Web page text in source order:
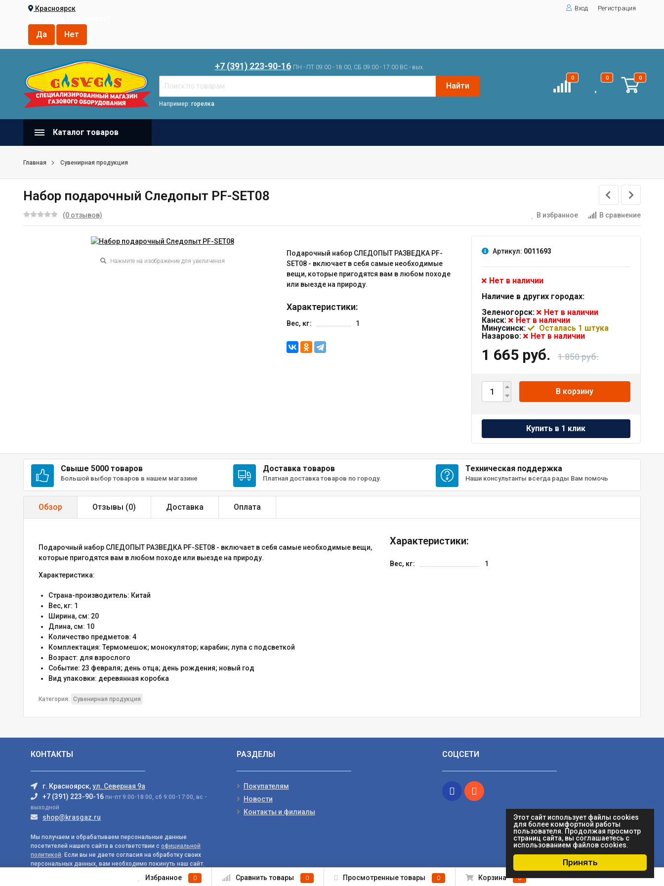
Принять
Этот сайт использует файлы cookies
для более комфортной работы
пользователя. Продолжая просмотр
страниц сайта, вы соглашаетесь с
использованием файлов cookies.
Красноярск
Вход Регистрация
+7 (391) 223-90-16 ПН - ПТ 09:00 - 18:00, СБ 09:00 - 17:00 ВС - вых.
Найти
Например: горелка
0 0 0
Каталог товаров
Главная Сувенирная продукция
Набор подарочный Следопыт PF-SET08
(0 отзывов) В избранное В сравнение
Нажмите на изображение для увеличения
Подарочный набор СЛЕДОПЫТ РАЗВЕДКА PF-
SET08 - включает в себя самые необходимые
вещи, которые пригодятся вам в любом походе
или выезде на природу.
Характеристики:
Вес, кг: 1
Артикул: 0011693
Нет в наличии
Наличие в других городах:
Зеленогорск:
Нет в наличии
Канск:
Нет в наличии
Минусинск:
Осталась 1 штука
Назарово:
Нет в наличии
1 665 руб. 1 850 руб.
В корзину
Свыше 5000 товаров
Большой выбор товаров в нашем магазине
Доставка товаров
Платная доставка товаров по городу.
Техническая поддержка
Наши консультанты всегда рады Вам помочь
Обзор Отзывы (0) Доставка Оплата
Подарочный набор СЛЕДОПЫТ РАЗВЕДКА PF-SET08 - включает в себя самые необходимые вещи,
которые пригодятся вам в любом походе или выезде на природу.
Характеристика:
Страна-производитель: Китай
Вес, кг: 1
Ширина, см: 20
Длина, см: 10
Количество предметов: 4
Комплектация: Термомешок; монокулятор; карабин; лупа с подсветкой
Возраст: для взрослого
Событие: 23 февраля; день отца; день рождения; новый год
Вид упаковки: деревянная коробка
Категория: Сувенирная продукция
Характеристики:
Вес, кг: 1
КОНТАКТЫ
г. Красноярск,ул. Северная 9а
+7 (391) 223-90-16 пн-пт 9:00-18:00, сб 9:00-17:00, вс -
выходной
shop@krasgaz.ru
Мы получаем и обрабатываем персональные данные
посетителей нашего сайта в соответствии с официальной
политикой. Если вы не даете согласия на обработку своих
персональных данных, вам необходимо покинуть наш сайт.
РАЗДЕЛЫ
Покупателям
Новости
Контакты и филиалы
СОЦСЕТИ
Избранное 0 Сравнить товары 0 Просмотренные товары 0 Корзина 0